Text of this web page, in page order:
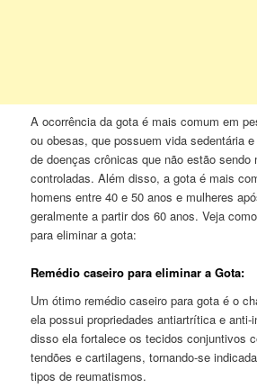
A ocorrência da gota é mais comum em
ou obesas, que possuem vida sedentária
de doenças crônicas que não estão sendo
controladas. Além disso, a gota é mais
homens entre 40 e 50 anos e mulheres
geralmente a partir dos 60 anos. Veja
para eliminar a gota:
Remédio caseiro para eliminar a Gota:
Um ótimo remédio caseiro para gota é o
ela possui propriedades antiartrítica e anti-
disso ela fortalece os tecidos conjuntivos
tendões e cartilagens, tornando-se
tipos de reumatismos.